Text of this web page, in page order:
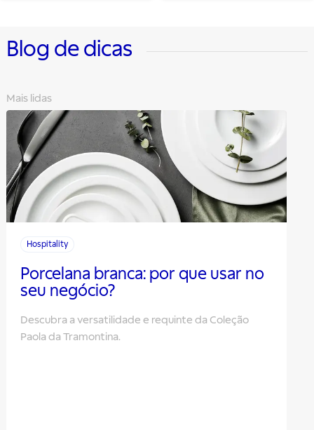
Blog de dicas
Mais lidas
Hospitality
Porcelana branca: por que usar no
seu negócio?
Descubra a versatilidade e requinte da Coleção
Paola da Tramontina.